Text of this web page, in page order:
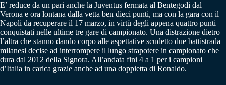
E’ reduce da un pari anche la Juventus fermata al Bentegodi dal
Verona e ora lontana dalla vetta ben dieci punti, ma con la gara con il
Napoli da recuperare il 17 marzo, in virtù degli appena quattro punti
conquistati nelle ultime tre gare di campionato. Una distrazione dietro
l’altra che stanno dando corpo alle aspettative scudetto due battistrada
milanesi decise ad interrompere il lungo strapotere in campionato che
dura dal 2012 della Signora. All’andata fini 4 a 1 per i campioni
d’Italia in carica grazie anche ad una doppietta di Ronaldo.